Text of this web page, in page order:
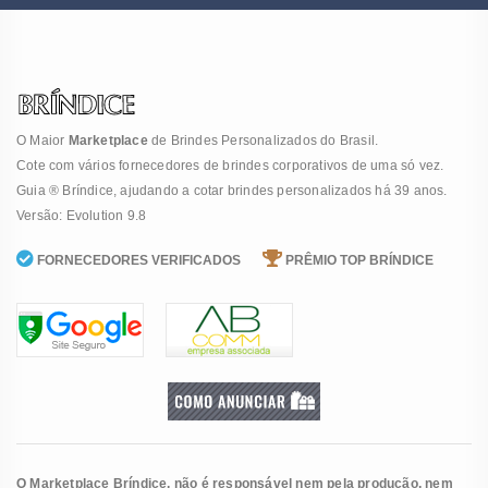
O Maior Marketplacede Brindes Personalizados do Brasil.
Cote com vários fornecedores de brindes corporativos de uma só vez.
Guia ® Bríndice, ajudando a cotar brindes personalizados há 39 anos.
Versão: Evolution 9.8
FORNECEDORES VERIFICADOS PRÊMIO TOP BRÍNDICE
O Marketplace Bríndice, não é responsável nem pela produção, nem